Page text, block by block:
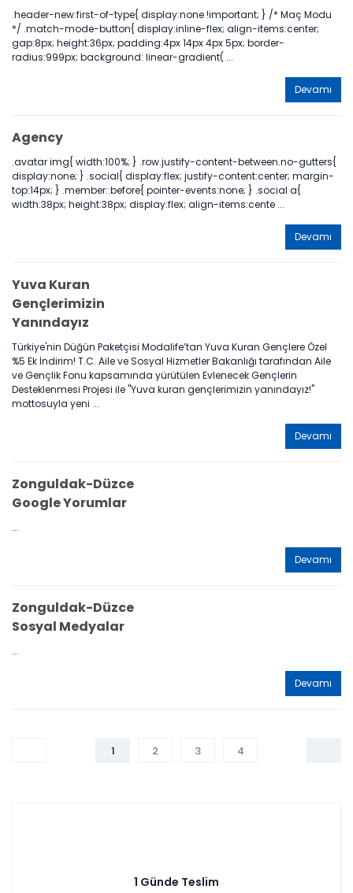
.header-new:first-of-type{ display:none !important; } /* Maç Modu
*/ .match-mode-button{ display:inline-flex; align-items:center;
gap:8px; height:36px; padding:4px 14px 4px 5px; border-
radius:999px; background: linear-gradient( ...
Devamı
Agency
.avatar img{ width:100%; } .row.justify-content-between.no-gutters{
display:none; } .social{ display:flex; justify-content:center; margin-
top:14px; } .member::before{ pointer-events:none; } .social a{
width:38px; height:38px; display:flex; align-items:cente ...
Devamı
Yuva Kuran
Gençlerimizin
Yanındayız
Türkiye'nin Düğün Paketçisi Modalife’tan Yuva Kuran Gençlere Özel
%5 Ek İndirim! T.C. Aile ve Sosyal Hizmetler Bakanlığı tarafından Aile
ve Gençlik Fonu kapsamında yürütülen Evlenecek Gençlerin
Desteklenmesi Projesi ile "Yuva kuran gençlerimizin yanındayız!"
mottosuyla yeni ...
Devamı
Zonguldak-Düzce
Google Yorumlar
...
Devamı
Zonguldak-Düzce
Sosyal Medyalar
...
Devamı
1 2 3 4
1 Günde Teslim